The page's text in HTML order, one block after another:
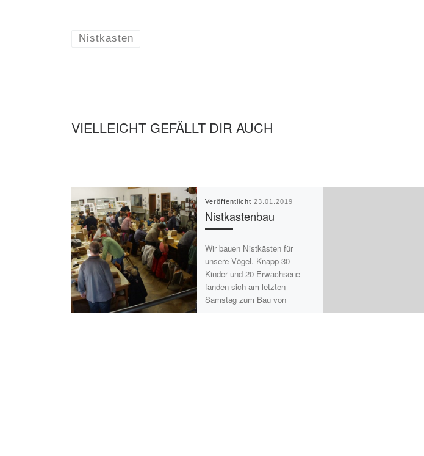
Nistkasten
VIELLEICHT GEFÄLLT DIR AUCH
Veröffentlicht23.01.2019
Nistkastenbau
Wir bauen Nistkästen für
unsere Vögel. Knapp 30
Kinder und 20 Erwachsene
fanden sich am letzten
Samstag zum Bau von